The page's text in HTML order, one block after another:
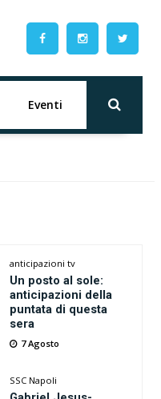
Eventi
anticipazioni tv
Un posto al sole:
anticipazioni della
puntata di questa
sera
7 Agosto
SSC Napoli